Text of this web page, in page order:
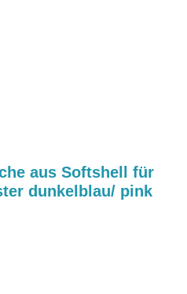
aus Softshell für
dunkelblau/ pink